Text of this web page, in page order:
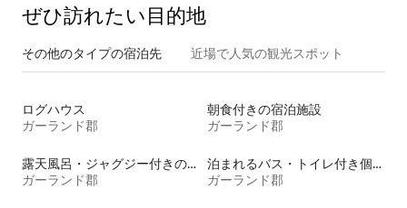
ぜひ訪⁠れ⁠た⁠い目⁠的⁠地
その他のタ⁠イ⁠プ⁠の宿⁠泊⁠先 近場で人気の観光スポット
ログハウス
ガーランド郡
朝食付きの宿泊施設
ガーランド郡
露天風呂・ジャグジー付きの宿泊施設
ガーランド郡
泊まれるバス・トイレ付き個室
ガーランド郡